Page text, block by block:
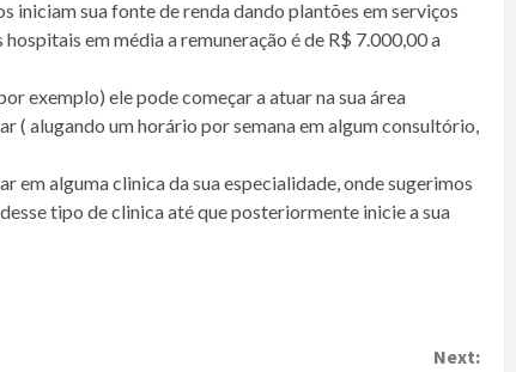
iniciam sua fonte de renda dando plantões em serviços
em média a remuneração é de R$ 7.000,00 a
exemplo) ele pode começar a atuar na sua área
alugando um horário por semana em algum consultório,
em alguma clinica da sua especialidade, onde sugerimos
tipo de clinica até que posteriormente inicie a sua
Next: